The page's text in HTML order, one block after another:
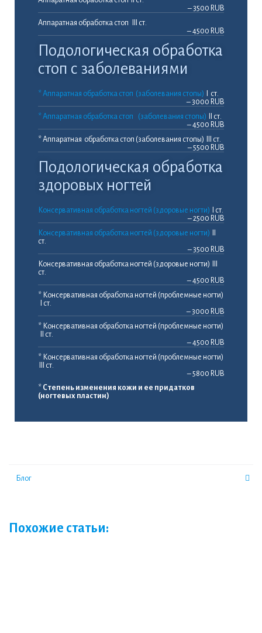
– 3500 RUB
Аппаратная обработка стоп III ст.
– 4500 RUB
Подологическая обработка
стоп с заболеваниями
* Аппаратная обработка стоп (заболевания стопы) I ст.
– 3000 RUB
* Аппаратная обработка стоп (заболевания стопы) II ст.
– 4500 RUB
* Аппаратная обработка стоп (заболевания стопы) III ст.
– 5500 RUB
Подологическая обработка
здоровых ногтей
Консервативная обработка ногтей (здоровые ногти) I ст.
– 2500 RUB
Консервативная обработка ногтей (здоровые ногти)
ст.
– 3500 RUB
Консервативная обработка ногтей (здоровые ногти) III
ст.
– 4500 RUB
* Консервативная обработка ногтей (проблемные ногти)
I ст.
– 3000 RUB
* Консервативная обработка ногтей (проблемные ногти)
II ст.
– 4500 RUB
* Консервативная обработка ногтей (проблемные ногти)
III ст.
– 5800 RUB
* Степень изменения кожи и ее придатков
(ногтевых пластин)
Блог
Похожие статьи: